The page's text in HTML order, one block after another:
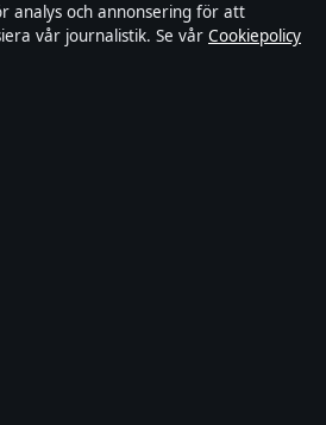
analys och annonsering för att
vår journalistik. Se vår Cookiepolicy